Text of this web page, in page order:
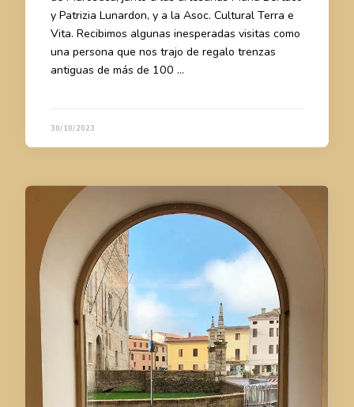
y Patrizia Lunardon, y a la Asoc. Cultural Terra e
Vita. Recibimos algunas inesperadas visitas como
una persona que nos trajo de regalo trenzas
antiguas de más de 100 …
30/10/2023